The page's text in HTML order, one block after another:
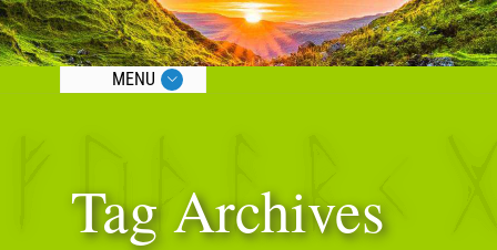
MENU
Tag Archives